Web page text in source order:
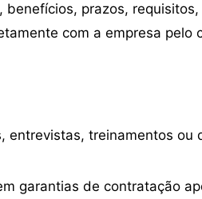
prazos,
com a empresa pelo
entrevistas, treinamentos ou
garantias de contratação